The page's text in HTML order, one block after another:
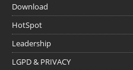
Download
HotSpot
Leadership
LGPD & PRIVACY